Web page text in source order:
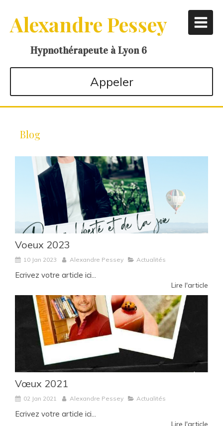
Alexandre Pessey
Hypnothérapeute à Lyon 6
Appeler
Blog
Voeux 2023
10 Jan 2023 Alexandre Pessey Actualités
Ecrivez votre article ici...
Lire l'article
Vœux 2021
02 Jan 2021 Alexandre Pessey Actualités
Ecrivez votre article ici...
Lire l'article